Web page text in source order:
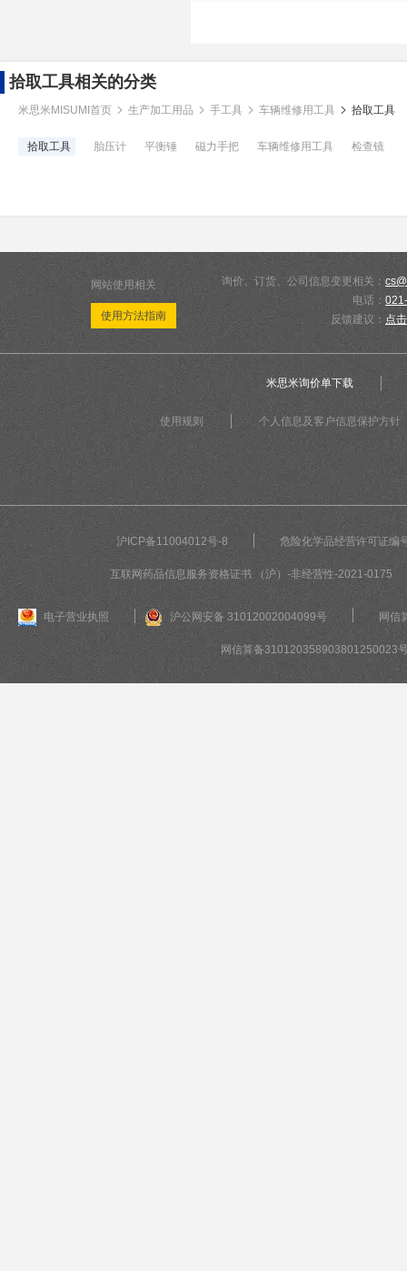
拾取工具相关的分类
米思米MISUMI首页 生产加工用品 手工具 车辆维修用工具 拾取工具
拾取工具 胎压计 平衡锤 磁力手把 车辆维修用工具 检查镜